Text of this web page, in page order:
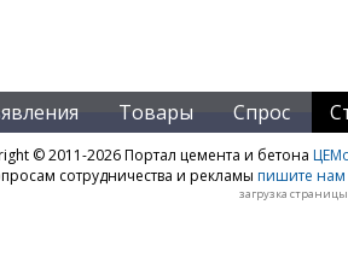
Товары Спрос
© 2011-2026 Портал цемента и бетона
сотрудничества и рекламы пишите нам
загрузка